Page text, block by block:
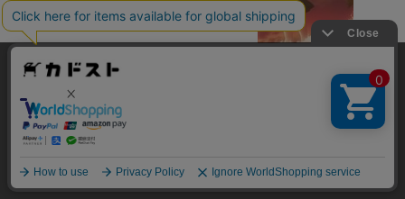
艦隊これくしょん ‐艦これ‐
コミックアラカルト 舞鶴鎮守
府編 十三
在庫無し
『劇場版 艦これ』劇場用プロ
在庫無し
当サイトでは利用体験の向上およびコンテンツの最適な提供、ト
ラフィックの分析を目的としてCookieを使用しています。
サイトの閲覧を継続された場合、Cookieの利用に同意したことも
のといたします。
詳細については
承諾する